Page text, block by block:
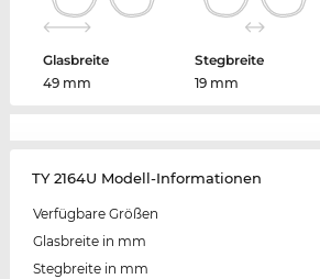
Glasbreite
49 mm
Stegbreite
19 mm
TY 2164U Modell-Informationen
Verfügbare Größen
Glasbreite in mm
Stegbreite in mm